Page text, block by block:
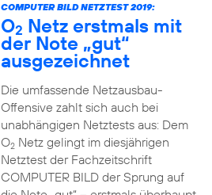
COMPUTER BILD NETZTEST 2019:
O2 Netz erstmals mit
der Note „gut“
ausgezeichnet
Die umfassende Netzausbau-
Offensive zahlt sich auch bei
unabhängigen Netztests aus: Dem
O2Netz gelingt im diesjährigen
Netztest der Fachzeitschrift
COMPUTER BILD der Sprung auf